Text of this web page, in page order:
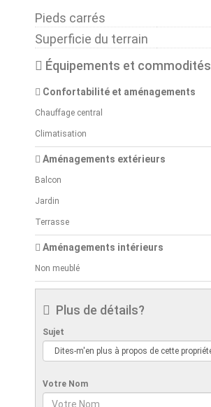
Pieds carrés
Superficie du terrain
Équipements et commodités
Confortabilité et aménagements
Chauffage central
Climatisation
Aménagements extérieurs
Balcon
Jardin
Terrasse
Aménagements intérieurs
Non meublé
Plus de détails?
Sujet
Votre Nom